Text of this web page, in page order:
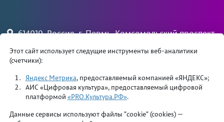
Этот сайт использует следущие инструменты веб-аналитики
(счетчики):
Яндекс Метрика, предоставляемый компанией «ЯНДЕКС»;
АИС «Цифровая культура», предоставляемый цифровой
платформой «PRO.Культура.РФ».
Данные сервисы используют файлы "cookie" (cookies) —
614010, Россия, г. Пермь, Комсомольский проспект,
+7 (342) 244 34 81 — вахта
priemdk@yandex.ru